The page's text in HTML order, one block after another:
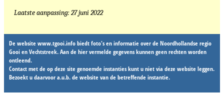
Laatste aanpassing: 27 juni 2022
De website www.tgooi.info biedt foto's en informatie over de Noordhollandse regio
Gooi en Vechtstreek. Aan de hier vermelde gegevens kunnen geen rechten worden
ontleend.
Contact met de op deze site genoemde instanties kunt u niet via deze website leggen.
Bezoekt u daarvoor a.u.b. de website van de betreffende instantie.